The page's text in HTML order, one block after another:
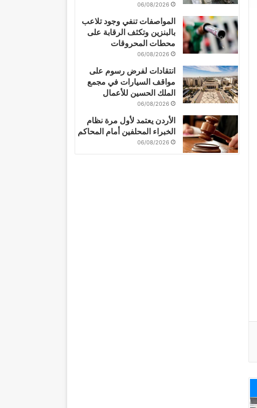
06/08/2026
المواصفات تنفي وجود تلاعب
بالبنزين وتكثف الرقابة على
محطات المحروقات
06/08/2026
انتقادات لفرض رسوم على
مواقف السيارات في مجمع
الملك الحسين للأعمال
06/08/2026
الأردن يعتمد لأول مرة نظام
الخبراء المحلفين أمام المحاكم
06/08/2026